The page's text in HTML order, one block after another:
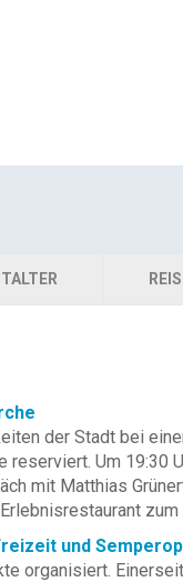
der Stadt bei
Um
mit Matthias
und
organisiert.